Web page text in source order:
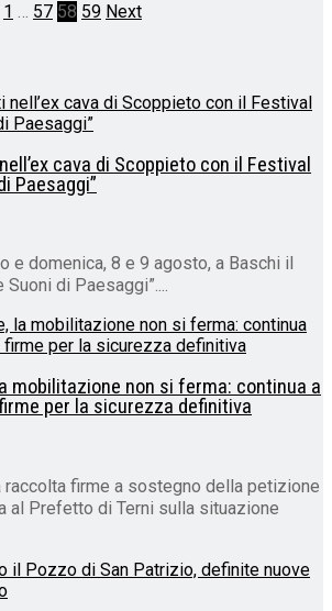
1 … 57 58 59 Next
cava di Scoppieto con il Festival
Paesaggi”
domenica, 8 e 9 agosto, a Baschi il
Suoni di Paesaggi”....
mobilitazione non si ferma: continua a
per la sicurezza definitiva
raccolta firme a sostegno della petizione
al Prefetto di Terni sulla situazione